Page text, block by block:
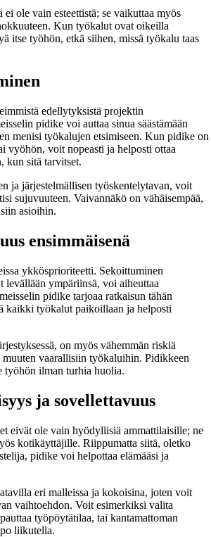
ei ole vain esteettistä; se vaikuttaa myös
Kun työkalut ovat oikeilla
itse työhön, etkä siihen, missä työkalu taas
edellytyksistä projektin
pidike voi auttaa sinua säästämään
menisi työkalujen etsimiseen. Kun pidike on
vyöhön, voit nopeasti ja helposti ottaa
kun sitä tarvitset.
ja järjestelmällisen työskentelytavan, voit
sujuvuuteen. Vaivannäkö on vähäisempää,
asioihin.
ensimmäisenä
ykkösprioriteetti. Sekoittuminen
ympäriinsä, voi aiheuttaa
pidike tarjoaa ratkaisun tähän
kaikki työkalut paikoillaan ja helposti
on myös vähemmän riskiä
vaarallisiin työkaluihin. Pidikkeen
työhön ilman turhia huolia.
ja sovellettavuus
eivät ole vain hyödyllisiä ammattilaisille; ne
kotikäyttäjille. Riippumatta siitä, oletko
pidike voi helpottaa elämääsi ja
eri malleissa ja kokoisina, joten voit
vaihtoehdon. Voit esimerkiksi valita
työpöytätilaa, tai kantamattoman
liikutella.